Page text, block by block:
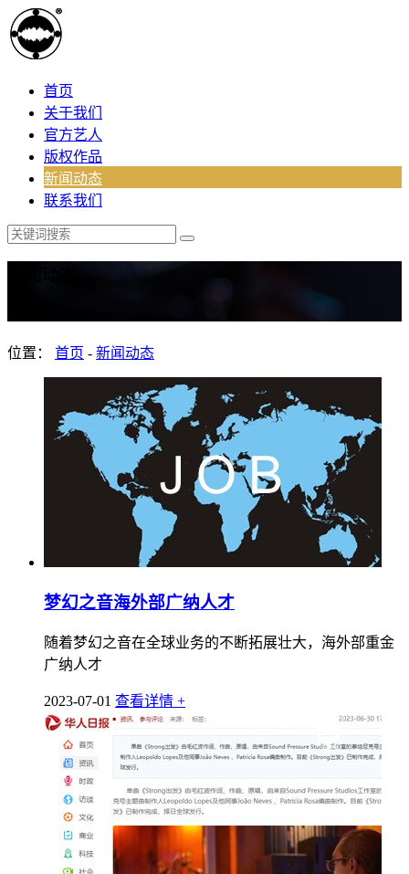
首页
关于我们
官方艺人
版权作品
新闻动态
联系我们
新闻动态
位置： 首页 - 新闻动态
梦幻之音海外部广纳人才
随着梦幻之音在全球业务的不断拓展壮大，海外部重金
广纳人才
2023-07-01 查看详情 +